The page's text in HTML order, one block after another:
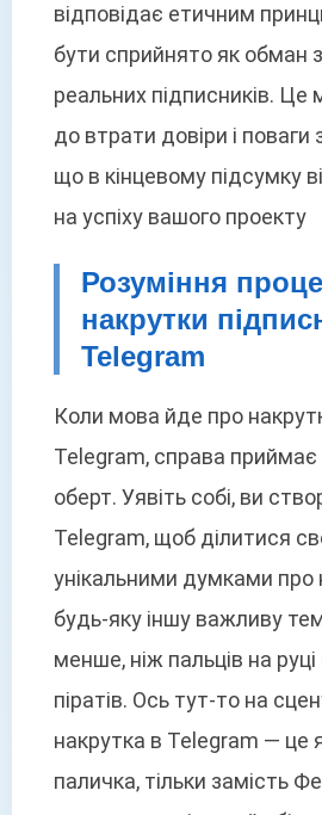
відповідає етичним
бути сприйнято як обман
реальних підписників.
до втрати довіри і поваги
що в кінцевому підсумку
на успіху вашого проекту
Розуміння
накрутки
Telegram
Коли мова йде про
Telegram, справа приймає
оберт. Уявіть собі, ви
Telegram, щоб ділитися
унікальними думками про
будь-яку іншу важливу
менше, ніж пальців на
піратів. Ось тут-то на
накрутка в Telegram — це
паличка, тільки замість